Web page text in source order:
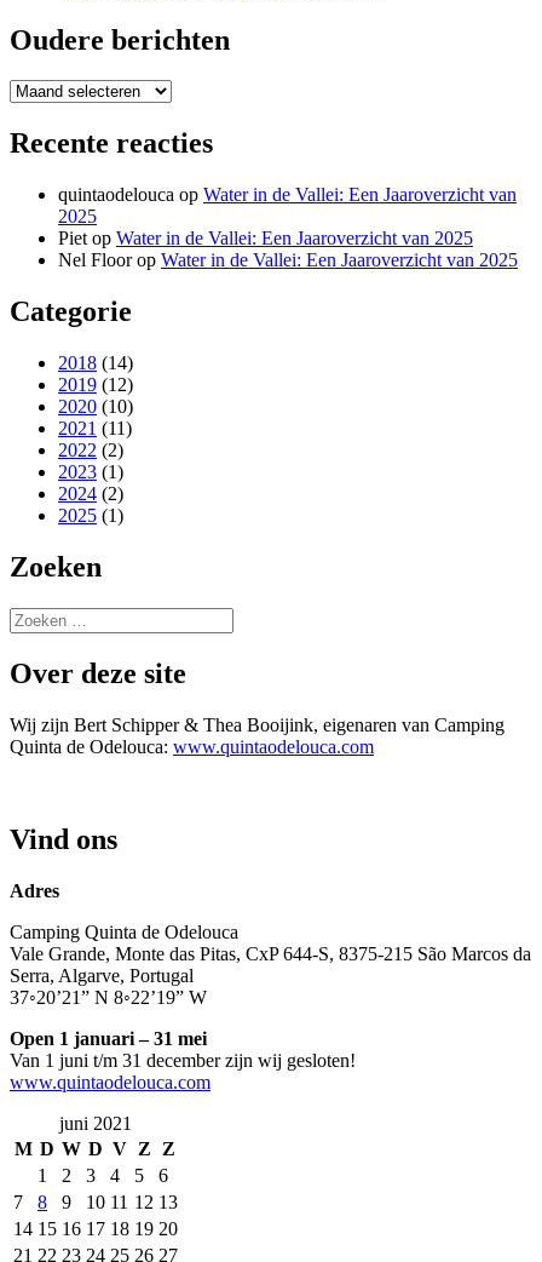
Oudere berichten
Oudere
Recente reacties
quintaodelouca op Water in de Vallei: Een Jaaroverzicht van
2025
Piet op Water in de Vallei: Een Jaaroverzicht van 2025
Nel Floorop Water in de Vallei: Een Jaaroverzicht van 2025
Categorie
2018 (14)
2019 (12)
2020 (10)
2021 (11)
2022 (2)
2023 (1)
2024 (2)
2025 (1)
Zoeken
Zoeken
naar:
Over deze site
Wij zijn Bert Schipper & Thea Booijink, eigenaren van Camping
Quinta de Odelouca: www.quintaodelouca.com
Vind ons
Adres
Camping Quinta de Odelouca
Vale Grande, Monte das Pitas, CxP 644-S, 8375-215 São Marcos da
Serra, Algarve, Portugal
37◦20’21” N 8◦22’19” W
Open 1 januari – 31 mei
Van 1 juni t/m 31 december zijn wij gesloten!
www.quintaodelouca.com
juni 2021
M D W D V Z
Z
1
2 3 4 5
6
7
8 9 10 11 12 13
14 15 16 17 18 19 20
21 22 23 24 25 26 27